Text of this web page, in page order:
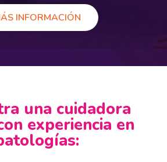
INFORMACIÓN
una cuidadora
experiencia en